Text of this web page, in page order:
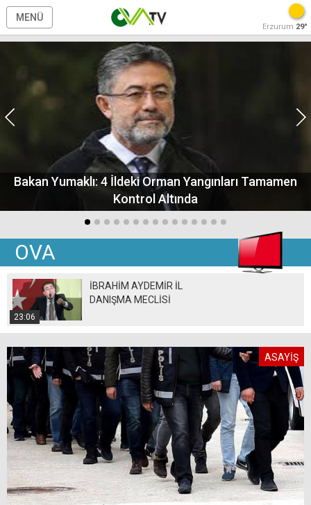
MENÜ
Erzurum 29°
Bakan Yumaklı: 4 İldeki Orman Yangınları Tamamen
Kontrol Altında
OVA
23:06
İBRAHİM AYDEMİR İL
DANIŞMA MECLİSİ
ASAYİŞ